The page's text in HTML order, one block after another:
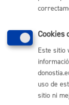
Volver al
Comunícate
Sebastián
Cookies
Este sitio
uso de
sitio ni